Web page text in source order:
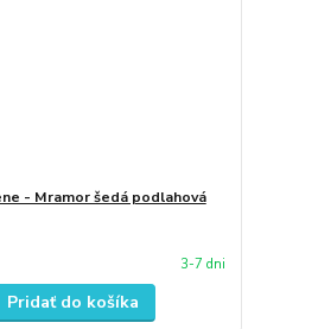
- Mramor šedá podlahová
3-7 dni
Pridať do košíka